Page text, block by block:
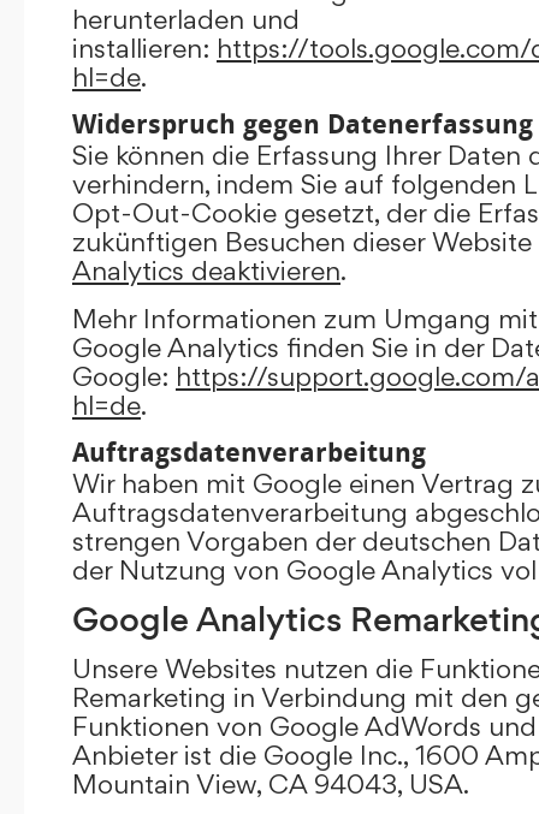
herunterladen und
installieren: https://
hl=de.
Widerspruch gegen Datenerfassung
Sie können die Erfassung Ihrer
verhindern, indem Sie auf folgenden
Opt-Out-Cookie gesetzt, der die
zukünftigen Besuchen dieser
Analytics deaktivieren.
Mehr Informationen zum Umgang
Google Analytics finden Sie in der
Google: https://support.google.com/
hl=de.
Auftragsdatenverarbeitung
Wir haben mit Google einen Vertrag
Auftragsdatenverarbeitung
strengen Vorgaben der deutschen
der Nutzung von Google Analytics
Google Analytics
Unsere Websites nutzen die
Remarketing in Verbindung mit den
Funktionen von Google AdWords
Anbieter ist die Google Inc., 1600
Mountain View, CA 94043, USA.